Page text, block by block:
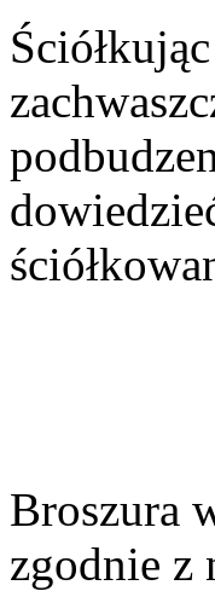
Broszura
zgodnie z